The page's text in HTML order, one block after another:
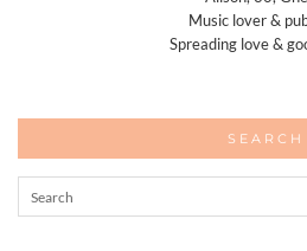
Music lover &
Spreading love &
SEARCH